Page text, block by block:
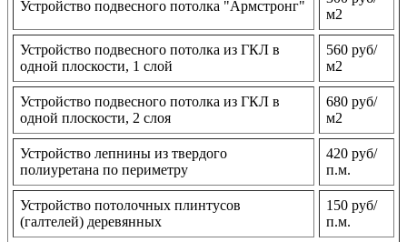
Устройство подвесного потолка "Армстронг"
м2
Устройство подвесного потолка из ГКЛ в
одной плоскости, 1 слой
560 руб/
м2
Устройство подвесного потолка из ГКЛ в
одной плоскости, 2 слоя
680 руб/
м2
Устройство лепнины из твердого
полиуретана по периметру
420 руб/
п.м.
Устройство потолочных плинтусов
(галтелей) деревянных
150 руб/
п.м.